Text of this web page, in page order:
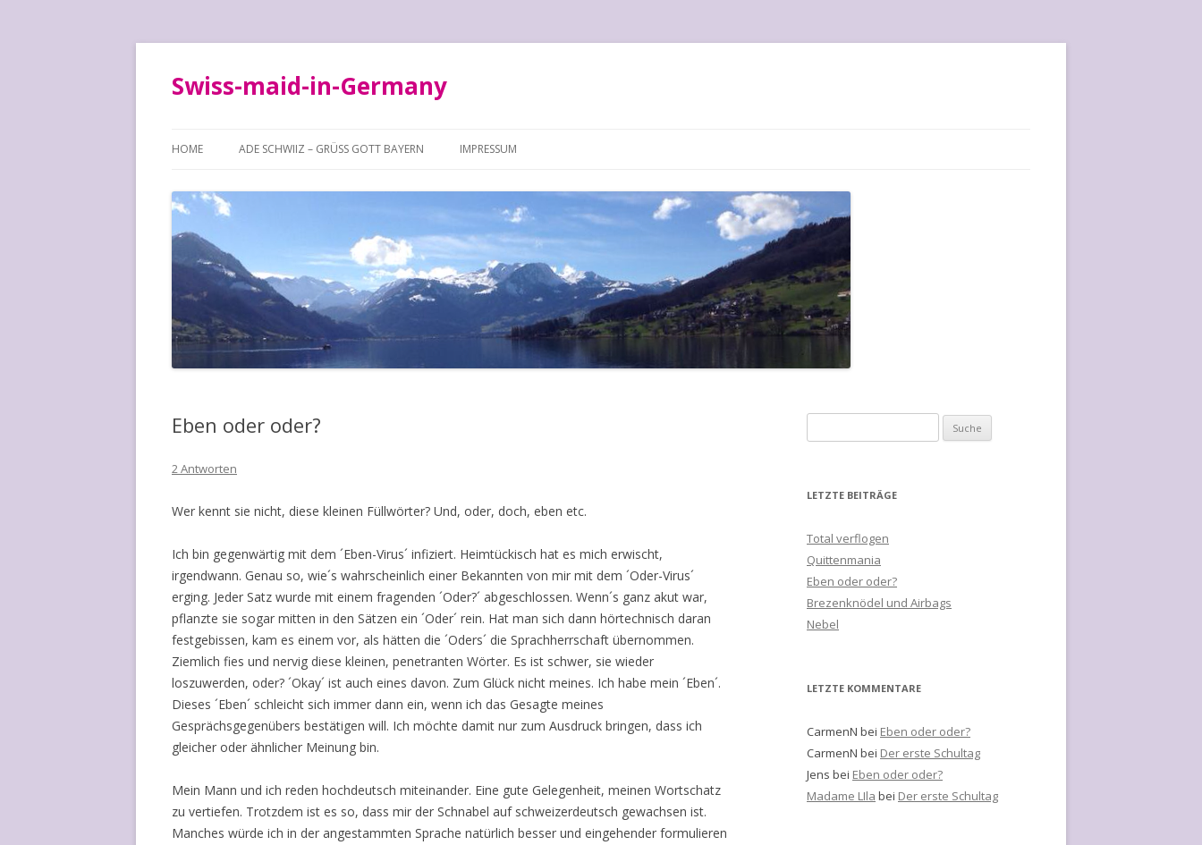
Swiss-maid-in-Germany
HOME ADE SCHWIIZ – GRÜSS GOTT BAYERN IMPRESSUM
Eben oder oder?
2 Antworten
Wer kennt sie nicht, diese kleinen Füllwörter? Und, oder, doch, eben etc.
Ich bin gegenwärtig mit dem ´Eben-Virus´ infiziert. Heimtückisch hat es mich erwischt,
irgendwann. Genau so, wie´s wahrscheinlich einer Bekannten von mir mit dem ´Oder-Virus´
erging. Jeder Satz wurde mit einem fragenden ´Oder?´ abgeschlossen. Wenn´s ganz akut war,
pflanzte sie sogar mitten in den Sätzen ein ´Oder´ rein. Hat man sich dann hörtechnisch daran
festgebissen, kam es einem vor, als hätten die ´Oders´ die Sprachherrschaft übernommen.
Ziemlich fies und nervig diese kleinen, penetranten Wörter. Es ist schwer, sie wieder
loszuwerden, oder? ´Okay´ ist auch eines davon. Zum Glück nicht meines. Ich habe mein ´Eben´.
Dieses ´Eben´ schleicht sich immer dann ein, wenn ich das Gesagte meines
Gesprächsgegenübers bestätigen will. Ich möchte damit nur zum Ausdruck bringen, dass ich
gleicher oder ähnlicher Meinung bin.
Mein Mann und ich reden hochdeutsch miteinander. Eine gute Gelegenheit, meinen Wortschatz
zu vertiefen. Trotzdem ist es so, dass mir der Schnabel auf schweizerdeutsch gewachsen ist.
Manches würde ich in der angestammten Sprache natürlich besser und eingehender formulieren
LETZTE BEITRÄGE
Total verflogen
Quittenmania
Eben oder oder?
Brezenknödel und Airbags
Nebel
LETZTE KOMMENTARE
CarmenN bei Eben oder oder?
CarmenN bei Der erste Schultag
Jens bei Eben oder oder?
Madame LIla bei Der erste Schultag